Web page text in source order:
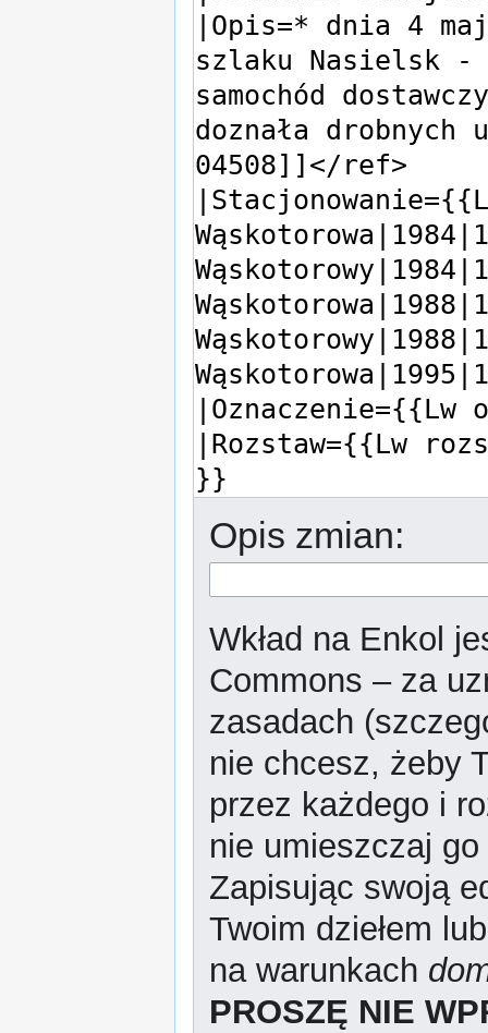
Opis zmian:
Wkład na Enkol
Commons – za
zasadach
nie chcesz, żeby
przez każdego i
nie umieszczaj
Zapisując swoją
Twoim dziełem
na warunkach
PROSZĘ NIE